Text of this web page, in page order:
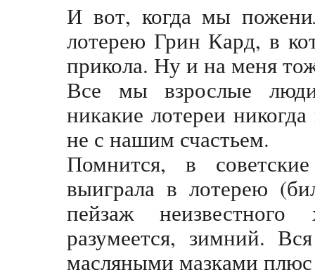
И вот, когда мы
лотерею Грин Кард, в
прикола. Ну и на меня
Все мы взрослые
никакие лотереи
не с нашим счастьем.
Помнится, в
выиграла в лотерею
пейзаж
разумеется, зимний.
масляными мазками